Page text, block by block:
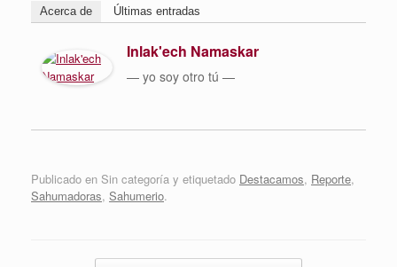
Acerca de Últimas entradas
Inlak'ech Namaskar
— yo soy otro tú —
Publicado en Sin categoría y etiquetado Destacamos, Reporte,
Sahumadoras, Sahumerio.